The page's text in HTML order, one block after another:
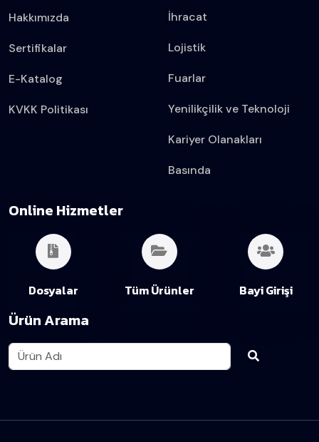
Hakkımızda
Sertifikalar
E-Katalog
KVKK Politikası
İhracat
Lojistik
Fuarlar
Yenilikçilik ve Teknoloji
Kariyer Olanakları
Basında
Online Hizmetler
Dosyalar Tüm Ürünler Bayi Girişi
Ürün Arama